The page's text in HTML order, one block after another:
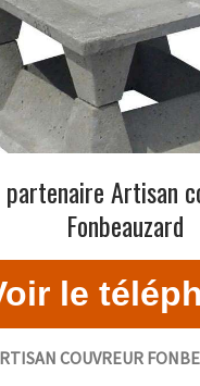
Artisan
Fonbeauzard
COUVREUR